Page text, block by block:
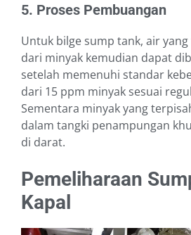
5. Proses Pembuangan
Untuk bilge sump tank, air
dari minyak kemudian dapat
setelah memenuhi standar
dari 15 ppm minyak sesuai
Sementara minyak yang
dalam tangki penampungan
di darat.
Pemeliharaan
Kapal